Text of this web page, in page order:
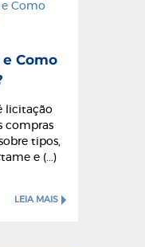
e Como
licitação
compras
tipos,
e (...)
LEIA MAIS